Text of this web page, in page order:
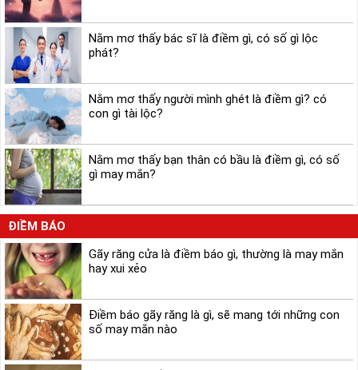
Nằm mơ thấy bác sĩ là điềm gì, có số gì lộc
phát?
Nằm mơ thấy người mình ghét là điềm gì? có
con gì tài lộc?
Nằm mơ thấy bạn thân có bầu là điềm gì, có số
gì may mắn?
ĐIỀM BÁO
Gãy răng cửa là điềm báo gì, thường là may mắn
hay xui xẻo
Điềm báo gãy răng là gì, sẽ mang tới những con
số may mắn nào